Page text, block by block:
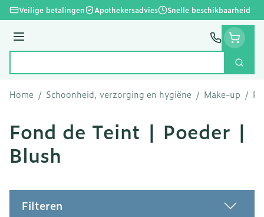
Ga naar de inhoud
Veilige betalingen Apothekersadvies Snelle beschikbaarheid
Menu
Zoek
Home / Schoonheid, verzorging en hygiëne / Make-up /
Fond de Teint | Poeder |
Blush
Filteren